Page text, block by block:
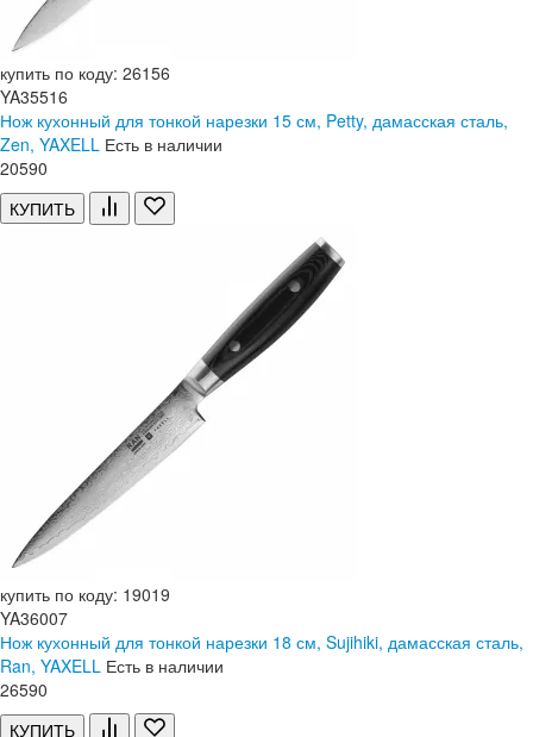
купить по коду: 26156
YA35516
Нож кухонный для тонкой нарезки 15 см, Petty, дамасская сталь,
Zen, YAXELL Есть в наличии
20590
КУПИТЬ
купить по коду: 19019
YA36007
Нож кухонный для тонкой нарезки 18 см, Sujihiki, дамасская сталь,
Ran, YAXELL Есть в наличии
26590
КУПИТЬ